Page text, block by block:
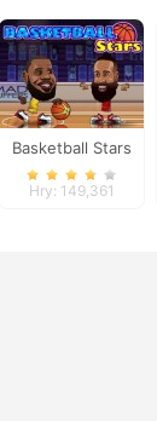
Basketball Stars
Hry: 149,361